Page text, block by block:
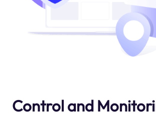
Control and